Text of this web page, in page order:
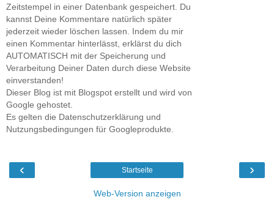
Zeitstempel in einer Datenbank gespeichert. Du
kannst Deine Kommentare natürlich später
jederzeit wieder löschen lassen. Indem du mir
einen Kommentar hinterlässt, erklärst du dich
AUTOMATISCH mit der Speicherung und
Verarbeitung Deiner Daten durch diese Website
einverstanden!
Dieser Blog ist mit Blogspot erstellt und wird von
Google gehostet.
Es gelten die Datenschutzerklärung und
Nutzungsbedingungen für Googleprodukte.
‹ ›
Startseite
Web-Version anzeigen